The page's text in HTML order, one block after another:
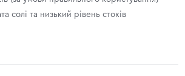
солі та низький рівень стоків